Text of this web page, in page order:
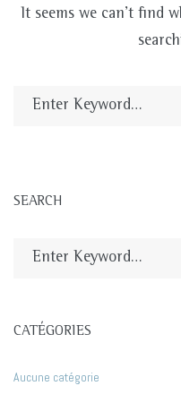
It seems we can’t find
Rechercher
SEARCH
Rechercher
CATÉGORIES
Aucune catégorie